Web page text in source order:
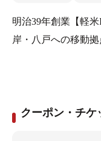
明治39年創業【軽
岸・八戸への移動
クーポン・チケ